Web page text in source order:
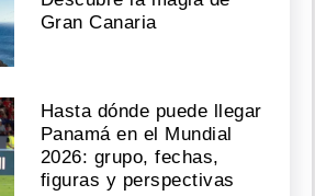
Gran Canaria
Hasta dónde puede llegar
Panamá en el Mundial
2026: grupo, fechas,
figuras y perspectivas